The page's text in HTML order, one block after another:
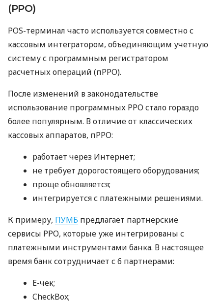
(РРО)
POS-терминал часто используется совместно с
кассовым интегратором, объединяющим учетную
систему с программным регистратором
расчетных операций (пРРО).
После изменений в законодательстве
использование программных РРО стало гораздо
более популярным. В отличие от классических
кассовых аппаратов, пРРО:
работает через Интернет;
не требует дорогостоящего оборудования;
проще обновляется;
интегрируется с платежными решениями.
К примеру, ПУМБ предлагает партнерские
сервисы РРО, которые уже интегрированы с
платежными инструментами банка. В настоящее
время банк сотрудничает с 6 партнерами:
E-чек;
CheckBox;